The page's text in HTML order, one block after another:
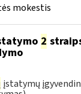
mokestis
2
įstatymų